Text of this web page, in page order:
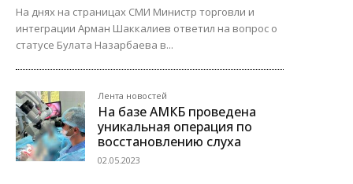
На днях на страницах СМИ Министр торговли и
интеграции Арман Шаккалиев ответил на вопрос о
статусе Булата Назарбаева в...
Лента новостей
На базе АМКБ проведена
уникальная операция по
восстановлению слуха
02.05.2023